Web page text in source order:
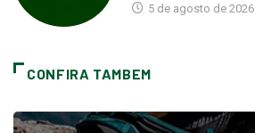
5 de agosto de 2026
CONFIRA TAMBEM